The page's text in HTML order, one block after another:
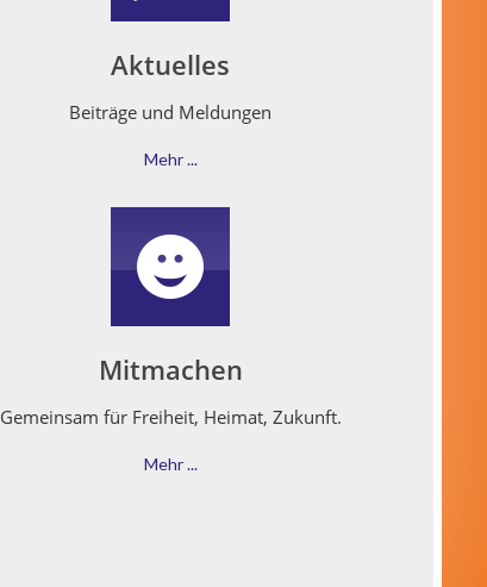
Aktuelles
Beiträge und Meldungen
Mehr ...
Mitmachen
Gemein­sam für Frei­heit, Heimat, Zukunft.
Mehr ...